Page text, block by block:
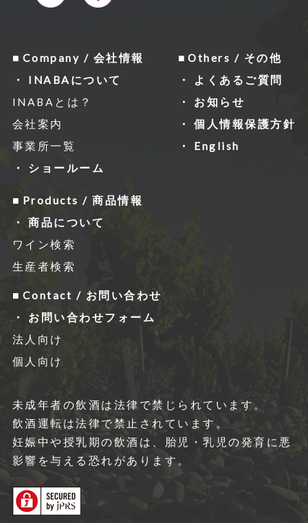
未成年者の飲酒は法律で禁じられています。
飲酒運転は法律で禁⽌されています。
妊娠中や授乳期の飲酒は、胎児・乳児の発育に悪
影響を与える恐れがあります。
Company / 会社情報
INABAについて
INABAとは？
会社案内
事業所一覧
ショールーム
Products / 商品情報
商品について
ワイン検索
生産者検索
Others / その他
よくあるご質問
お知らせ
個人情報保護方針
English
Contact / お問い合わせ
お問い合わせフォーム
法人向け
個人向け